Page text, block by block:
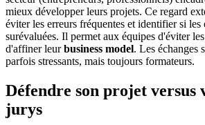
mieux développer leurs projets. Ce regard
éviter les erreurs fréquentes et identifier si les
surévaluées. Il permet aux équipes d'éviter
d'affiner leurbusiness model. Les échanges
parfois stressants, mais toujours formateurs.
Défendre son projet versus
jurys